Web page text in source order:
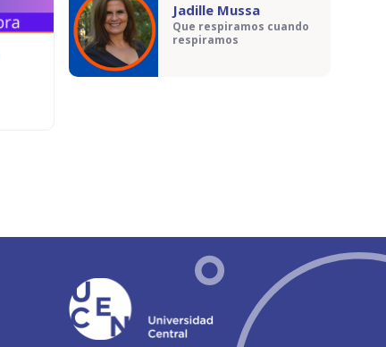
Jadille Mussa
Que respiramos cuando
respiramos